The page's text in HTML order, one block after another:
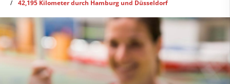
42,195 Kilometer durch Hamburg und Düsseldorf